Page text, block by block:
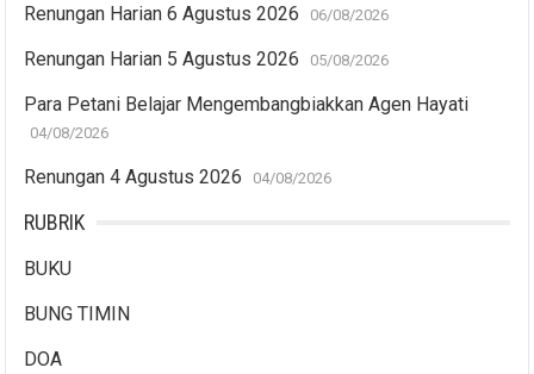
Renungan Harian 6 Agustus 2026 06/08/2026
Renungan Harian 5 Agustus 2026 05/08/2026
Para Petani Belajar Mengembangbiakkan Agen Hayati
04/08/2026
Renungan 4 Agustus 2026 04/08/2026
RUBRIK
BUKU
BUNG TIMIN
DOA